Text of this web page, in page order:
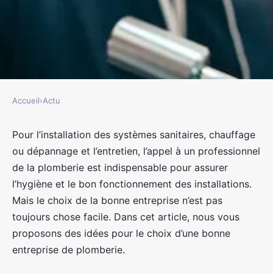
Comment choisir son entreprise
de plomberie ?
jacqueline •19 décembre 2022•2 min de lecture
Accueil›Actu
Pour l’installation des systèmes sanitaires, chauffage
ou dépannage et l’entretien, l’appel à un professionnel
de la plomberie est indispensable pour assurer
l’hygiène et le bon fonctionnement des installations.
Mais le choix de la bonne entreprise n’est pas
toujours chose facile. Dans cet article, nous vous
proposons des idées pour le choix d’une bonne
entreprise de plomberie.